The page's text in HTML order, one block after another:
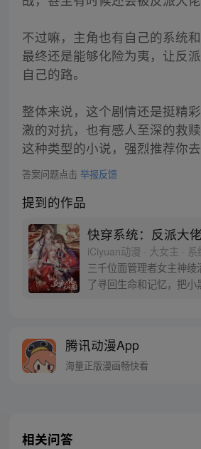
不过嘛，主角也有自己的系统
最终还是能够化险为夷，让反
自己的路。
整体来说，这个剧情还是挺精
激的对抗，也有感人至深的救
这种类型的小说，强烈推荐你去
答案问题点击 举报反馈
提到的作品
快穿系统：反派大
iCiyuan动漫 · 大女主 · 系
三千位面管理者女主神
了寻回生命和记忆，把小
腾讯动漫App
海量正版漫画畅快看
相关问答